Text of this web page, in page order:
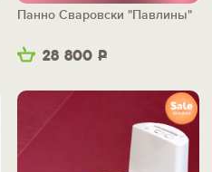
28 800 Р
Панно Сваровски "Павлины"